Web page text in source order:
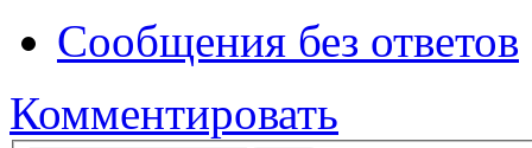
Сообщения без ответов
Комментировать